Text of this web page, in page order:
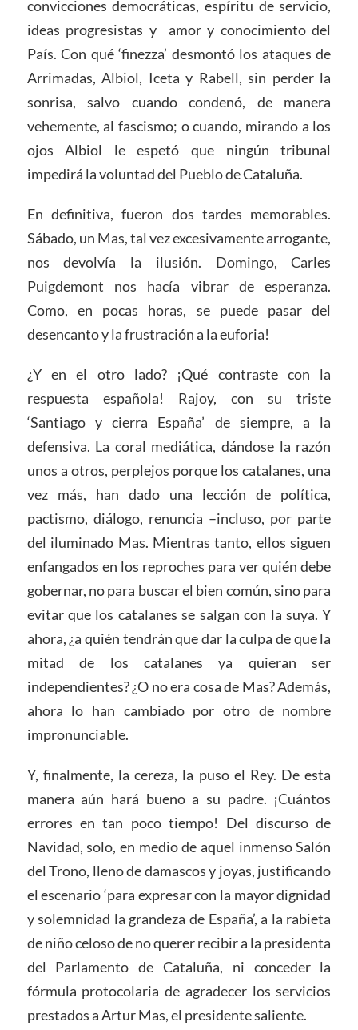
convicciones democráticas, espíritu de servicio,
ideas progresistas y amor y conocimiento del
País. Con qué ‘finezza’ desmontó los ataques de
Arrimadas, Albiol, Iceta y Rabell, sin perder la
sonrisa, salvo cuando condenó, de manera
vehemente, al fascismo; o cuando, mirando a los
ojos Albiol le espetó que ningún tribunal
impedirá la voluntad del Pueblo de Cataluña.
En definitiva, fueron dos tardes memorables.
Sábado, un Mas, tal vez excesivamente arrogante,
nos devolvía la ilusión. Domingo, Carles
Puigdemont nos hacía vibrar de esperanza.
Como, en pocas horas, se puede pasar del
desencanto y la frustración a la euforia!
¿Y en el otro lado? ¡Qué contraste con la
respuesta española! Rajoy, con su triste
‘Santiago y cierra España’ de siempre, a la
defensiva. La coral mediática, dándose la razón
unos a otros, perplejos porque los catalanes, una
vez más, han dado una lección de política,
pactismo, diálogo, renuncia –incluso, por parte
del iluminado Mas. Mientras tanto, ellos siguen
enfangados en los reproches para ver quién debe
gobernar, no para buscar el bien común, sino para
evitar que los catalanes se salgan con la suya. Y
ahora, ¿a quién tendrán que dar la culpa de que la
mitad de los catalanes ya quieran ser
independientes? ¿O no era cosa de Mas? Además,
ahora lo han cambiado por otro de nombre
impronunciable.
Y, finalmente, la cereza, la puso el Rey. De esta
manera aún hará bueno a su padre. ¡Cuántos
errores en tan poco tiempo! Del discurso de
Navidad, solo, en medio de aquel inmenso Salón
del Trono, lleno de damascos y joyas, justificando
el escenario ‘para expresar con la mayor dignidad
y solemnidad la grandeza de España’, a la rabieta
de niño celoso de no querer recibir a la presidenta
del Parlamento de Cataluña, ni conceder la
fórmula protocolaria de agradecer los servicios
prestados a Artur Mas, el presidente saliente.